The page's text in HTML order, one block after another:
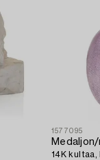
1577095
Medaljon/
14K kultaa,